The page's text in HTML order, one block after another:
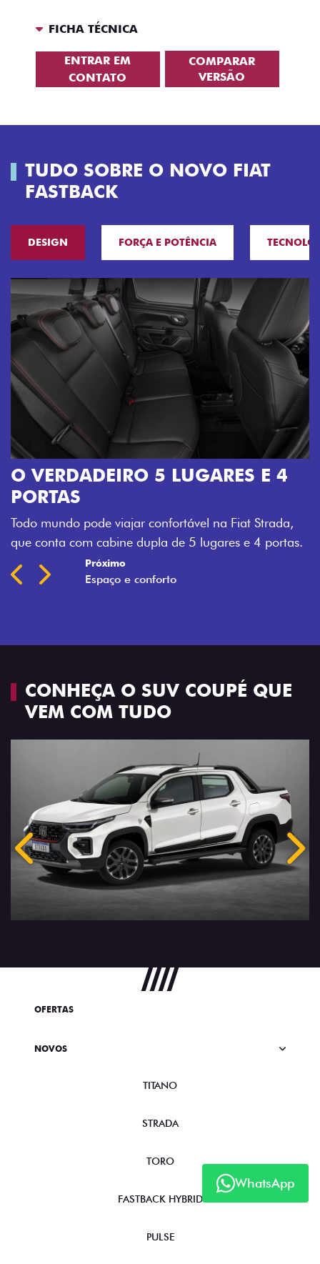
FICHA TÉCNICA
ENTRAR EM
CONTATO
COMPARAR
VERSÃO
TUDO SOBRE O NOVO FIAT
FASTBACK
DESIGN FORÇA E POTÊNCIA
O VERDADEIRO 5 LUGARES E 4
PORTAS
Todo mundo pode viajar confortável na Fiat Strada,
que conta com cabine dupla de 5 lugares e 4 portas.
Previous
Next
Próximo
Espaço e conforto
CONHEÇA O SUV COUPÉ QUE
VEM COM TUDO
Anterior
WhatsApp
OFERTAS
NOVOS
TITANO
STRADA
TORO
FASTBACK HYBRID
PULSE